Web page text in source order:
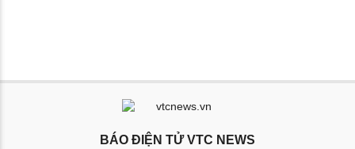
BÁO ĐIỆN TỬ VTC NEWS